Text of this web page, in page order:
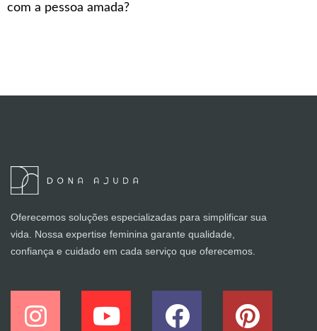
com a pessoa amada?
Oferecemos soluções especializadas para simplificar sua
vida. Nossa expertise feminina garante qualidade,
confiança e cuidado em cada serviço que oferecemos.
I
Y
F
P